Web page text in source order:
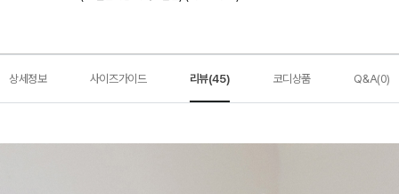
상세정보 사이즈가이드 리뷰(45) 코디상품 Q&A(0)